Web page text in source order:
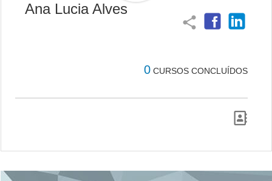
Ana Lucia Alves
share
0 CURSOS CONCLUÍDOS